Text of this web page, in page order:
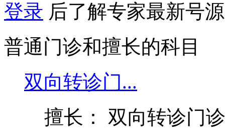
登录 后了解专家最新号
普通门诊和擅长的科目
双向转诊门...
擅长： 双向转诊门